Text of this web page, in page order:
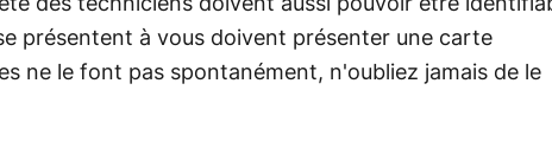
des techniciens doivent aussi pouvoir être
présentent à vous doivent présenter une carte
ne le font pas spontanément, n'oubliez jamais de le